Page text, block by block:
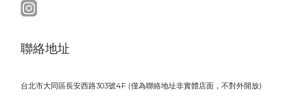
聯絡地址
台北市大同區長安西路303號4F (僅為聯絡地址非實體店面，不對外開放)